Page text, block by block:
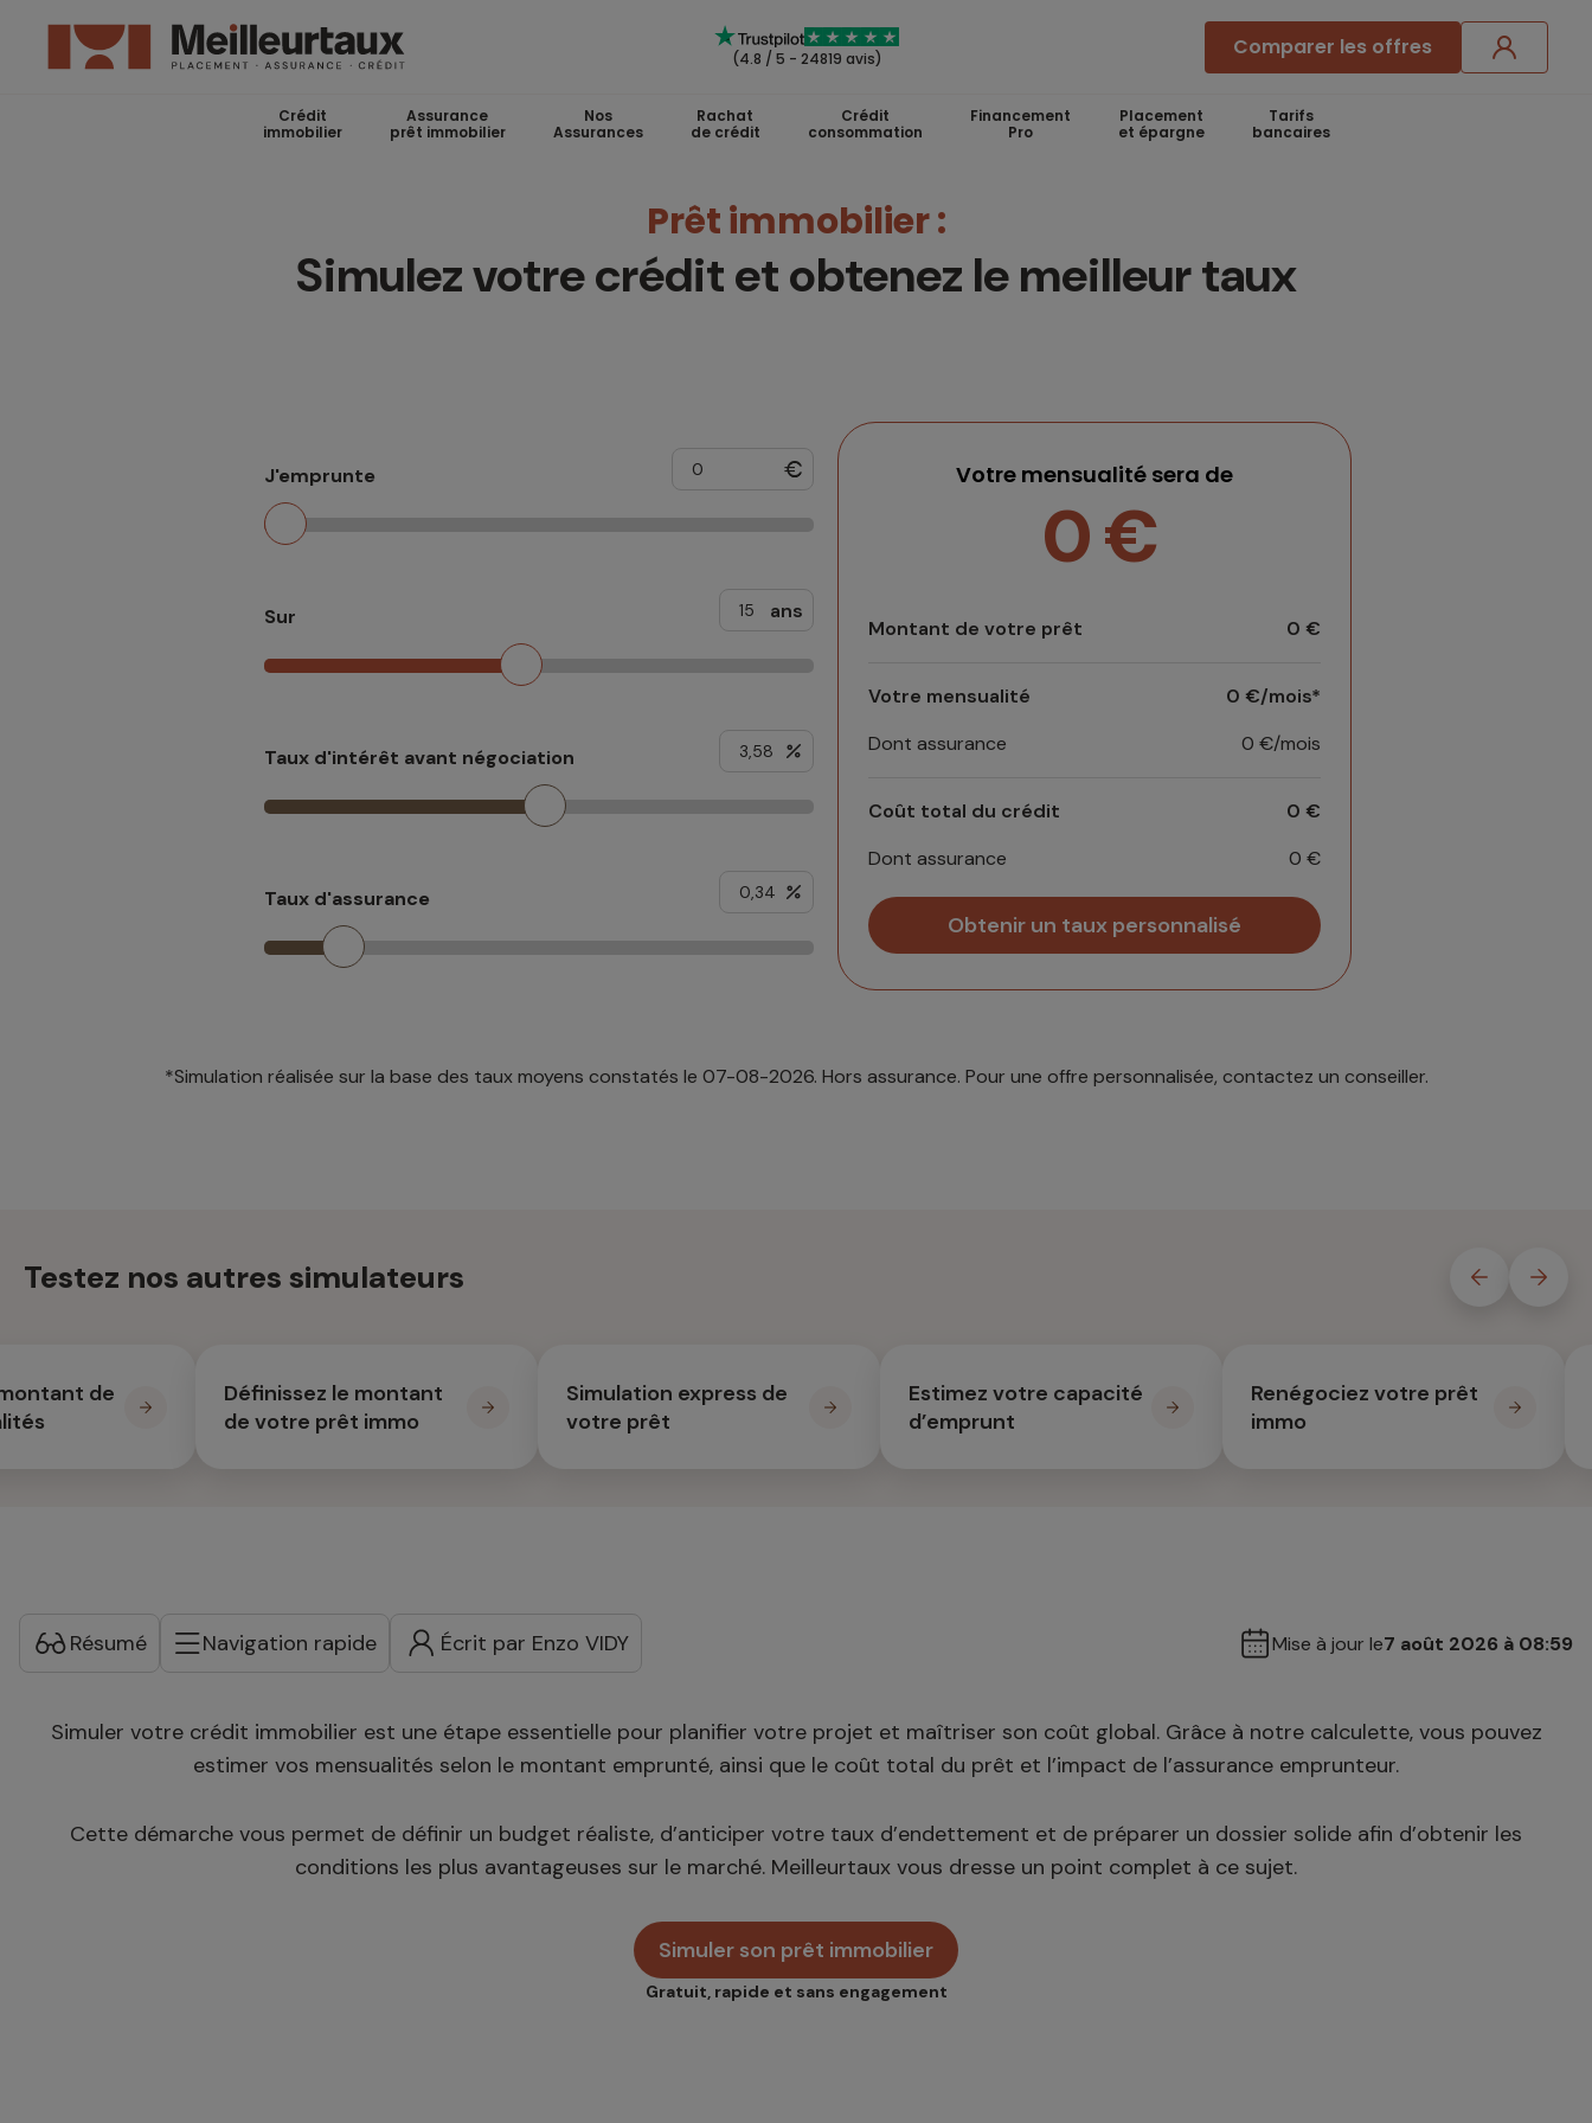
(4.8 / 5 - 24819 avis) Comparer les offres
Crédit
immobilier
Assurance
prêt immobilier
Nos
Assurances
Rachat
de crédit
Crédit
consommation
Financement
Pro
Placement
et épargne
Tarifs
bancaires
Prêt immobilier :
Simulez votre crédit et obtenez le meilleur taux
J'emprunte
Sur ans
Taux d'intérêt avant négociation
Taux d'assurance
Votre mensualité sera de
0€
Montant de votre prêt 0 €
Votre mensualité 0 €/mois*
Dont assurance
0 €/mois
Coût total du crédit 0 €
Dont assurance
0 €
Obtenir un taux personnalisé
*Simulation réalisée sur la base des taux moyens constatés le 07-08-2026. Hors assurance. Pour une offre personnalisée, contactez un conseiller.
Testez nos autres simulateurs
de
Définissez le montant
de votre prêt immo
Simulation express de
votre prêt
Estimez votre capacité
d’emprunt
Renégociez votre prêt
immo
Résumé Navigation rapide Écrit par Enzo VIDY Mise à jour le7 août 2026 à 08:59
Simuler votre crédit immobilier est une étape essentielle pour planifier votre projet et maîtriser son coût global. Grâce à notre calculette, vous pouvez
estimer vos mensualités selon le montant emprunté, ainsi que le coût total du prêt et l’impact de l’assurance emprunteur.
Cette démarche vous permet de définir un budget réaliste, d’anticiper votre taux d’endettement et de préparer un dossier solide afin d’obtenir les
conditions les plus avantageuses sur le marché. Meilleurtaux vous dresse un point complet à ce sujet.
Simuler son prêt immobilier
Gratuit, rapide et sans engagement